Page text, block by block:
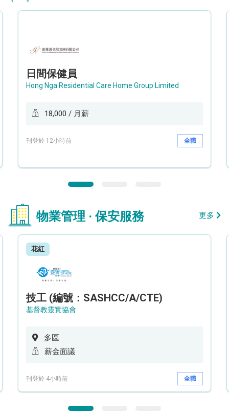
日間保健員
Hong Nga Residential Care Home Group Limited
18,000 / 月薪
刊登於 12小時前 全職
物業管理 · 保安服務 更多
花紅
技工 (編號：SASHCC/A/CTE)
基督教靈實協會
多區
薪金面議
刊登於 4小時前 全職